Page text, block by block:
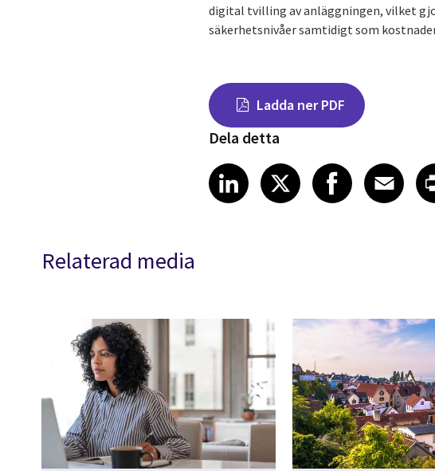
digital tvilling av anläggningen, vilket
säkerhetsnivåer samtidigt som
Ladda ner PDF
Dela detta
Share on LinkedIn
LinkedIn
Share on X
XShare on
Share
Relaterad media